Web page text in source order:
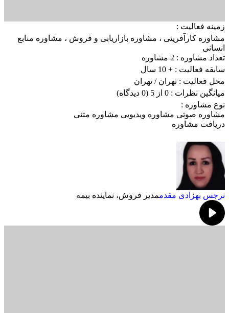
زمینه فعالیت :
مشاوره کارآفرینی ، مشاوره بازاریابی و فروش ، مشاوره منابع
انسانی
تعداد مشاوره : 2 مشاوره
سابقه فعالیت : + 10 سال
محل فعالیت : تهران/ تهران
میانگین نظرات : 0 از 5
(0 دیدگاه)
نوع مشاوره :
مشاوره صوتی مشاوره ویدیویی مشاوره متنی
دریافت مشاوره
نرجس بهزادی مقدممدیر فروش، نماینده بیمه